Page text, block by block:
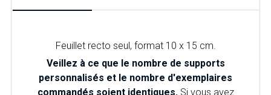
Feuillet recto seul, format 10 x 15 cm.
Veillez à ce que le nombre de supports
personnalisés et le nombre d'exemplaires
commandés soient identiques. Si vous avez